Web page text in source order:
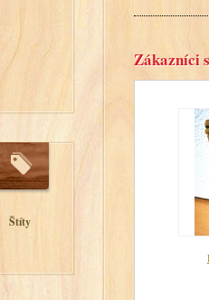
Štíty
Zákazníci